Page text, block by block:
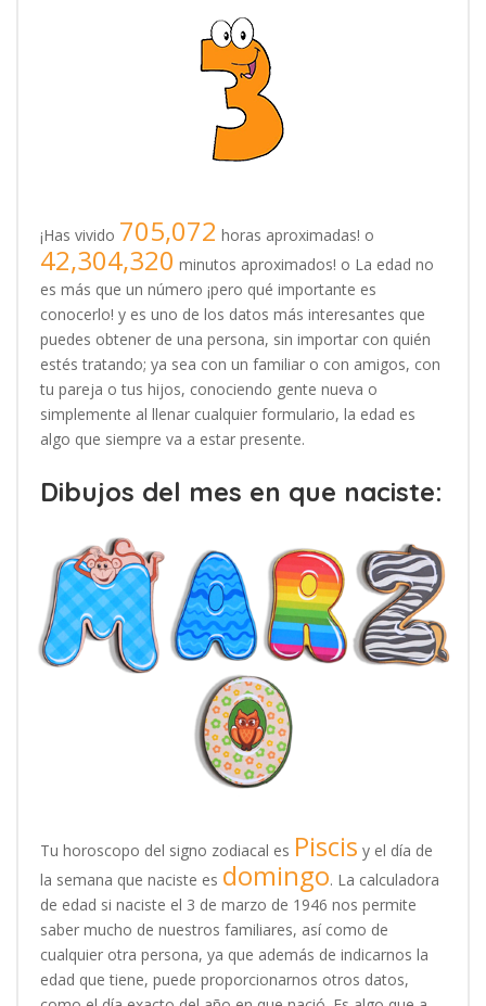
¡Has vivido 705,072 horas aproximadas! o
42,304,320 minutos aproximados! o La edad no
es más que un número ¡pero qué importante es
conocerlo! y es uno de los datos más interesantes que
puedes obtener de una persona, sin importar con quién
estés tratando; ya sea con un familiar o con amigos, con
tu pareja o tus hijos, conociendo gente nueva o
simplemente al llenar cualquier formulario, la edad es
algo que siempre va a estar presente.
Dibujos del mes en que naciste:
Tu horoscopo del signo zodiacal es Piscis y el día de
la semana que naciste es domingo. La calculadora
de edad si naciste el 3 de marzo de 1946 nos permite
saber mucho de nuestros familiares, así como de
cualquier otra persona, ya que además de indicarnos la
edad que tiene, puede proporcionarnos otros datos,